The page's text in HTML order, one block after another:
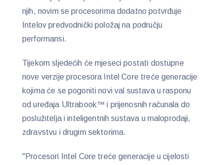
njih, novim se procesorima dodatno potvrđuje
Intelov predvodnički položaj na području
performansi.
Tijekom sljedećih će mjeseci postati dostupne
nove verzije procesora Intel Core treće generacije
kojima će se pogoniti novi val sustava u rasponu
od uređaja Ultrabook™ i prijenosnih računala do
poslužitelja i inteligentnih sustava u maloprodaji,
zdravstvu i drugim sektorima.
"Procesori Intel Core treće generacije u cijelosti